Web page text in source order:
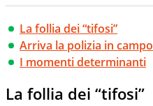
La follia dei “tifosi”
Arriva la polizia in campo
I momenti determinanti
La follia dei “tifosi”